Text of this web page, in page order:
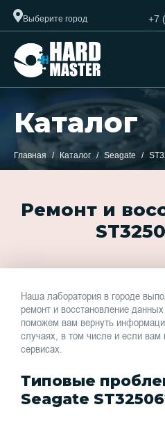
Выберите город +7
Каталог
Главная Каталог Seagate
Ремонт и
Наша лаборатория в городе
ремонт и восстановление
поможем вам вернуть
случаях, в том числе и если вам
сервисах.
Типовые
Seagate